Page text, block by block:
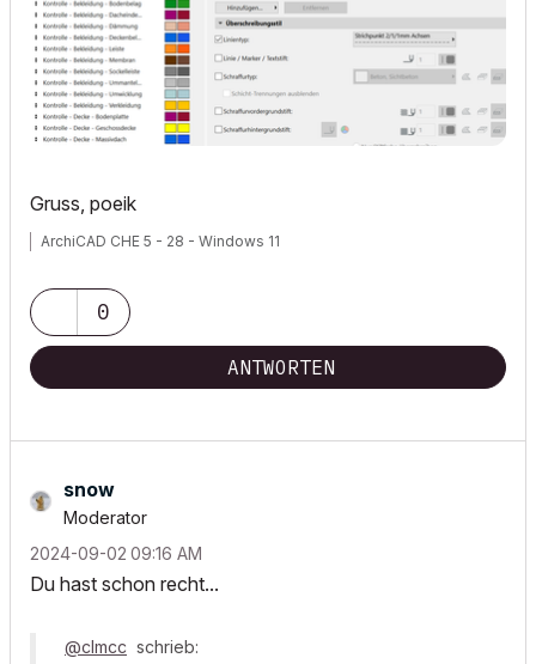
Gruss, poeik
ArchiCAD CHE 5 - 28 - Windows 11
0
ANTWORTEN
snow
Moderator
‎2024-09-02 09:16 AM
Du hast schon recht...
@clmcc schrieb: